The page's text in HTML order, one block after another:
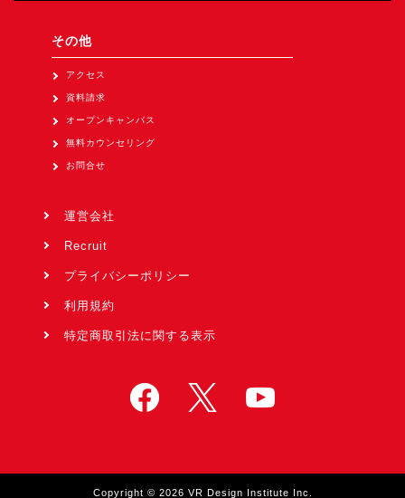
その他
アクセス
資料請求
オープンキャンパス
無料カウンセリング
お問合せ
運営会社
Recruit
プライバシーポリシー
利用規約
特定商取引法に関する表示
Copyright © 2026 VR Design Institute Inc.